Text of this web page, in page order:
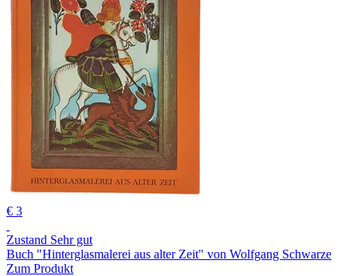
€ 3
Zustand Sehr gut
Buch "Hinterglasmalerei aus alter Zeit" von Wolfgang Schwarze
Zum Produkt